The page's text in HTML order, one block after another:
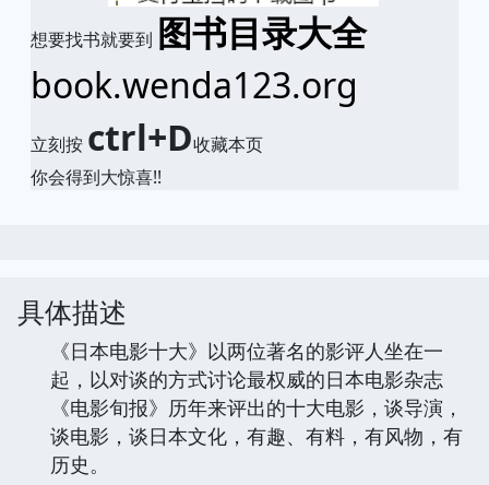
想要找书就要到 图书目录大全
book.wenda123.org
立刻按 ctrl+D收藏本页
你会得到大惊喜!!
具体描述
《日本电影十大》以两位著名的影评人坐在一
起，以对谈的方式讨论最权威的日本电影杂志
《电影旬报》历年来评出的十大电影，谈导演，
谈电影，谈日本文化，有趣、有料，有风物，有
历史。